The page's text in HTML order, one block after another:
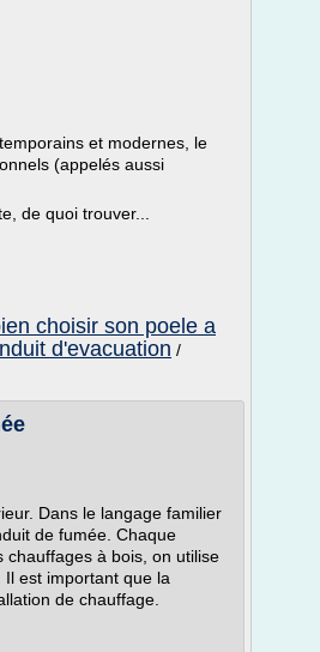
et modernes, le
(appelés aussi
de quoi trouver...
choisir son poele a
d'evacuation /
Dans le langage familier
de fumée. Chaque
chauffages à bois, on utilise
est important que la
de chauffage.